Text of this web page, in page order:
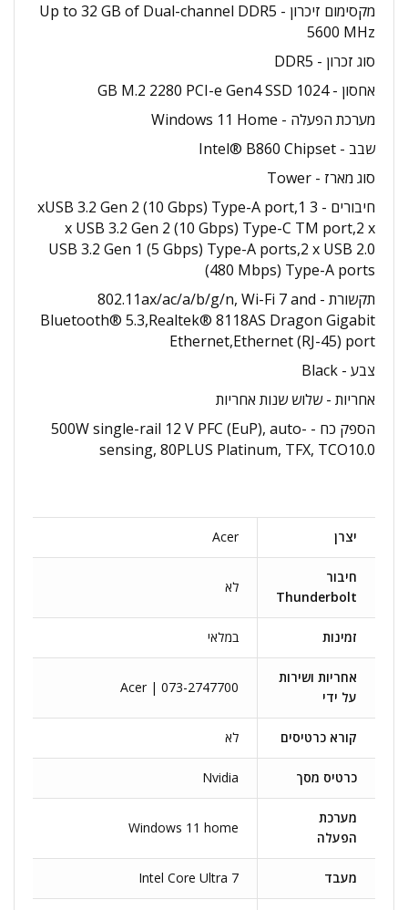
מקסימום זיכרון - Up to 32 GB of Dual-channel DDR5
5600 MHz
סוג זכרון - DDR5
אחסון - 1024 GB M.2 2280 PCI-e Gen4 SSD
מערכת הפעלה - Windows 11 Home
שבב - Intel® B860 Chipset
סוג מארז - Tower
חיבורים - 3 xUSB 3.2 Gen 2 (10 Gbps) Type-A port,1
x USB 3.2 Gen 2 (10 Gbps) Type-C TM port,2 x
USB 3.2 Gen 1 (5 Gbps) Type-A ports,2 x USB 2.0
(480 Mbps) Type-A ports
תקשורת - 802.11ax/ac/a/b/g/n, Wi-Fi 7 and
Bluetooth® 5.3,Realtek® 8118AS Dragon Gigabit
Ethernet,Ethernet (RJ-45) port
צבע - Black
אחריות - שלוש שנות אחריות
הספק כח - 500W single-rail 12 V PFC (EuP), auto-
sensing, 80PLUS Platinum, TFX, TCO10.0
יצרן Acer
חיבור
Thunderbolt
לא
זמינות במלאי
אחריות ושירות
על ידי
Acer | 073-2747700
קורא כרטיסים לא
כרטיס מסך Nvidia
מערכת
הפעלה
Windows 11 home
מעבד Intel Core Ultra 7